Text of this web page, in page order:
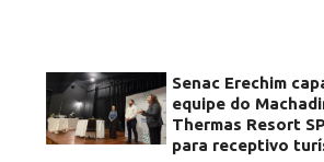
Senac Erechim
equipe do
Thermas Resort
para receptivo